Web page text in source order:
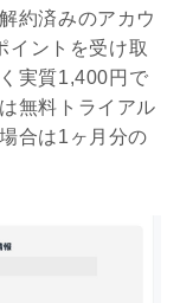
約済みのアカウ
イントを受け取
実質1,400円で
無料トライアル
合は1ヶ月分の